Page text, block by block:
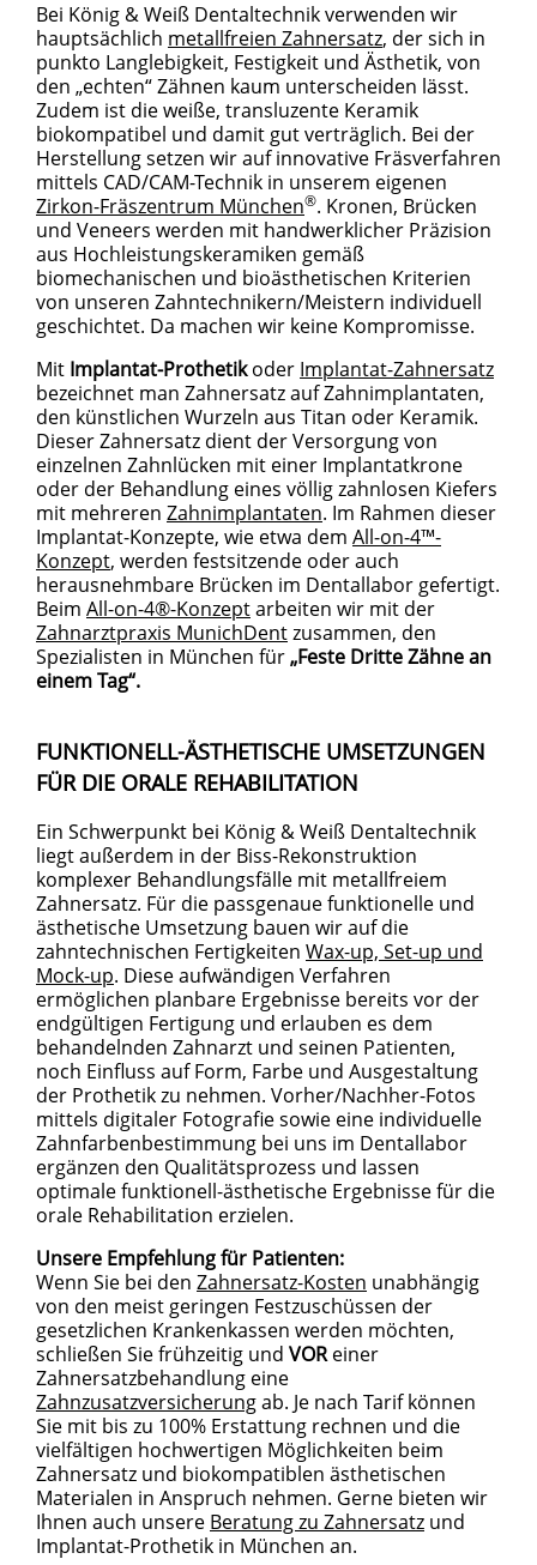
Bei König & Weiß Dentaltechnik verwenden wir
hauptsächlich metallfreien Zahnersatz, der sich in
punkto Langlebigkeit, Festigkeit und Ästhetik, von
den „echten“ Zähnen kaum unterscheiden lässt.
Zudem ist die weiße, transluzente Keramik
biokompatibel und damit gut verträglich. Bei der
Herstellung setzen wir auf innovative Fräsverfahren
mittels CAD/CAM-Technik in unserem eigenen
Zirkon-Fräszentrum München®. Kronen, Brücken
und Veneers werden mit handwerklicher Präzision
aus Hochleistungskeramiken gemäß
biomechanischen und bioästhetischen Kriterien
von unseren Zahntechnikern/Meistern individuell
geschichtet. Da machen wir keine Kompromisse.
Mit Implantat-Prothetikoder Implantat-Zahnersatz
bezeichnet man Zahnersatz auf Zahnimplantaten,
den künstlichen Wurzeln aus Titan oder Keramik.
Dieser Zahnersatz dient der Versorgung von
einzelnen Zahnlücken mit einer Implantatkrone
oder der Behandlung eines völlig zahnlosen Kiefers
mit mehreren Zahnimplantaten. Im Rahmen dieser
Implantat-Konzepte, wie etwa dem All-on-4™-
Konzept, werden festsitzende oder auch
herausnehmbare Brücken im Dentallabor gefertigt.
Beim All-on-4®-Konzeptarbeiten wir mit der
Zahnarztpraxis MunichDentzusammen, den
Spezialisten in München für„Feste Dritte Zähne an
einem Tag“.
FUNKTIONELL-ÄSTHETISCHE UMSETZUNGEN
FÜR DIE ORALE REHABILITATION
Ein Schwerpunkt bei König & Weiß Dentaltechnik
liegt außerdem in der Biss-Rekonstruktion
komplexer Behandlungsfälle mit metallfreiem
Zahnersatz. Für die passgenaue funktionelle und
ästhetische Umsetzung bauen wir auf die
zahntechnischen Fertigkeiten Wax-up, Set-up und
Mock-up. Diese aufwändigen Verfahren
ermöglichen planbare Ergebnisse bereits vor der
endgültigen Fertigung und erlauben es dem
behandelnden Zahnarzt und seinen Patienten,
noch Einfluss auf Form, Farbe und Ausgestaltung
der Prothetik zu nehmen. Vorher/Nachher-Fotos
mittels digitaler Fotografie sowie eine individuelle
Zahnfarbenbestimmung bei uns im Dentallabor
ergänzen den Qualitätsprozess und lassen
optimale funktionell-ästhetische Ergebnisse für die
orale Rehabilitation erzielen.
Unsere Empfehlung für Patienten:
Wenn Sie bei den Zahnersatz-Kosten unabhängig
von den meist geringen Festzuschüssen der
gesetzlichen Krankenkassen werden möchten,
schließen Sie frühzeitig und VOReiner
Zahnersatzbehandlung eine
Zahnzusatzversicherungab. Je nach Tarif können
Sie mit bis zu 100% Erstattung rechnen und die
vielfältigen hochwertigen Möglichkeiten beim
Zahnersatz und biokompatiblen ästhetischen
Materialen in Anspruch nehmen. Gerne bieten wir
Ihnen auch unsere Beratung zu Zahnersatz und
Implantat-Prothetik in München an.